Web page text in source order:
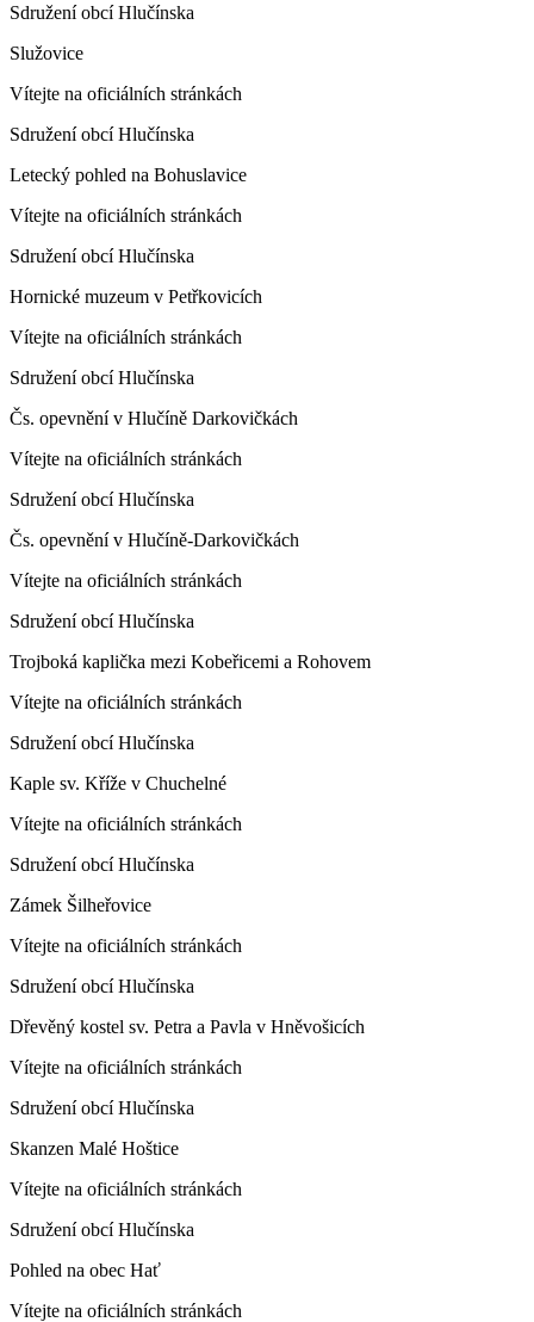
Sdružení obcí Hlučínska
Služovice
Vítejte na oficiálních stránkách
Sdružení obcí Hlučínska
Letecký pohled na Bohuslavice
Vítejte na oficiálních stránkách
Sdružení obcí Hlučínska
Hornické muzeum v Petřkovicích
Vítejte na oficiálních stránkách
Sdružení obcí Hlučínska
Čs. opevnění v Hlučíně Darkovičkách
Vítejte na oficiálních stránkách
Sdružení obcí Hlučínska
Čs. opevnění v Hlučíně-Darkovičkách
Vítejte na oficiálních stránkách
Sdružení obcí Hlučínska
Trojboká kaplička mezi Kobeřicemi a Rohovem
Vítejte na oficiálních stránkách
Sdružení obcí Hlučínska
Kaple sv. Kříže v Chuchelné
Vítejte na oficiálních stránkách
Sdružení obcí Hlučínska
Zámek Šilheřovice
Vítejte na oficiálních stránkách
Sdružení obcí Hlučínska
Dřevěný kostel sv. Petra a Pavla v Hněvošicích
Vítejte na oficiálních stránkách
Sdružení obcí Hlučínska
Skanzen Malé Hoštice
Vítejte na oficiálních stránkách
Sdružení obcí Hlučínska
Pohled na obec Hať
Vítejte na oficiálních stránkách